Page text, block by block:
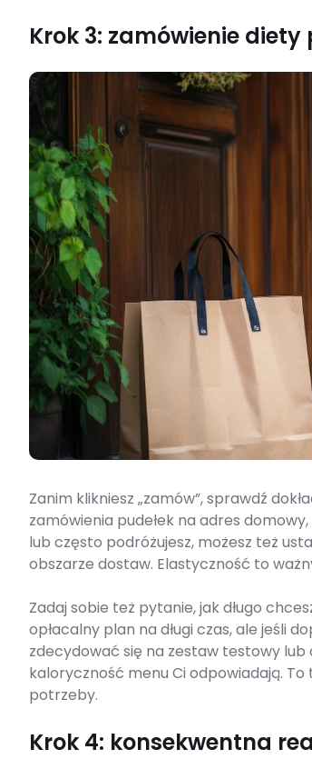
Krok 3: zamówienie diety
Zanim klikniesz „zamów”, sprawdź
zamówienia pudełek na adres
lub często podróżujesz, możesz też
obszarze dostaw. Elastyczność to
Zadaj sobie też pytanie, jak długo
opłacalny plan na długi czas, ale jeśli
zdecydować się na zestaw testowy lub
kaloryczność menu Ci odpowiadają.
potrzeby.
Krok 4: konsekwentna